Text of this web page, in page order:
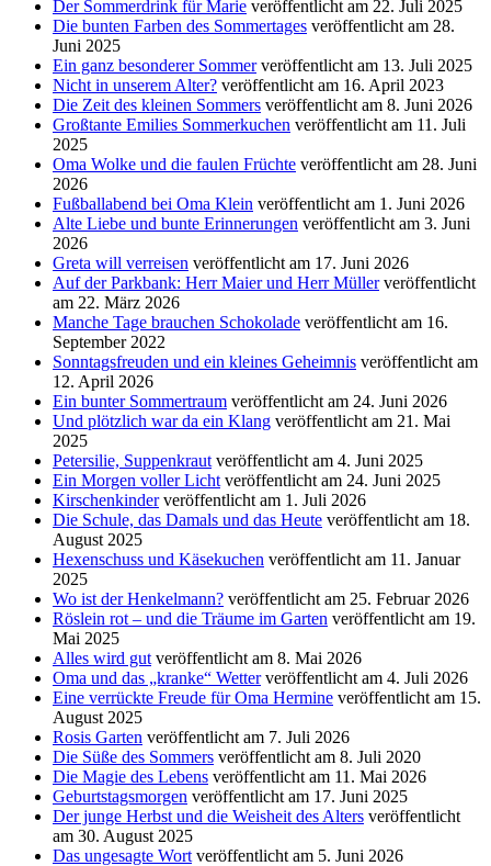
Der Sommerdrink für Marie veröffentlicht am 22. Juli 2025
Die bunten Farben des Sommertages veröffentlicht am 28.
Juni 2025
Ein ganz besonderer Sommer veröffentlicht am 13. Juli 2025
Nicht in unserem Alter? veröffentlicht am 16. April 2023
Die Zeit des kleinen Sommers veröffentlicht am 8. Juni 2026
Großtante Emilies Sommerkuchen veröffentlicht am 11. Juli
2025
Oma Wolke und die faulen Früchte veröffentlicht am 28. Juni
2026
Fußballabend bei Oma Klein veröffentlicht am 1. Juni 2026
Alte Liebe und bunte Erinnerungen veröffentlicht am 3. Juni
2026
Greta will verreisen veröffentlicht am 17. Juni 2026
Auf der Parkbank: Herr Maier und Herr Müller veröffentlicht
am 22. März 2026
Manche Tage brauchen Schokolade veröffentlicht am 16.
September 2022
Sonntagsfreuden und ein kleines Geheimnis veröffentlicht am
12. April 2026
Ein bunter Sommertraum veröffentlicht am 24. Juni 2026
Und plötzlich war da ein Klang veröffentlicht am 21. Mai
2025
Petersilie, Suppenkraut veröffentlicht am 4. Juni 2025
Ein Morgen voller Licht veröffentlicht am 24. Juni 2025
Kirschenkinder veröffentlicht am 1. Juli 2026
Die Schule, das Damals und das Heute veröffentlicht am 18.
August 2025
Hexenschuss und Käsekuchen veröffentlicht am 11. Januar
2025
Wo ist der Henkelmann? veröffentlicht am 25. Februar 2026
Röslein rot – und die Träume im Garten veröffentlicht am 19.
Mai 2025
Alles wird gut veröffentlicht am 8. Mai 2026
Oma und das „kranke“ Wetter veröffentlicht am 4. Juli 2026
Eine verrückte Freude für Oma Hermine veröffentlicht am 15.
August 2025
Rosis Garten veröffentlicht am 7. Juli 2026
Die Süße des Sommers veröffentlicht am 8. Juli 2020
Die Magie des Lebens veröffentlicht am 11. Mai 2026
Geburtstagsmorgen veröffentlicht am 17. Juni 2025
Der junge Herbst und die Weisheit des Alters veröffentlicht
am 30. August 2025
Das ungesagte Wort veröffentlicht am 5. Juni 2026